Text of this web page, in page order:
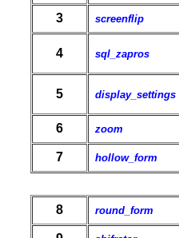
3 screenflip
4 sql_zapros
5 display_settings
6 zoom
7 hollow_form
8 round_form